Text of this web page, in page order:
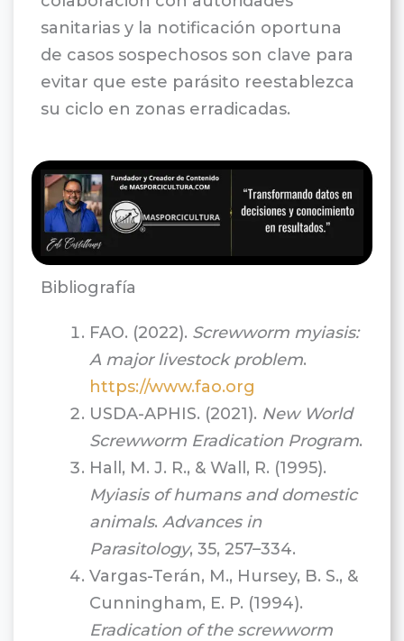
sanitarias y la notificación oportuna
de casos sospechosos son clave para
evitar que este parásito reestablezca
su ciclo en zonas erradicadas.
Bibliografía
FAO. (2022). Screwworm myiasis:
A major livestock problem.
https://www.fao.org
USDA-APHIS. (2021). New World
Screwworm Eradication Program.
Hall, M. J. R., & Wall, R. (1995).
Myiasis of humans and domestic
animals. Advances in
Parasitology, 35, 257–334.
Vargas-Terán, M., Hursey, B. S., &
Cunningham, E. P. (1994).
Eradication of the screwworm